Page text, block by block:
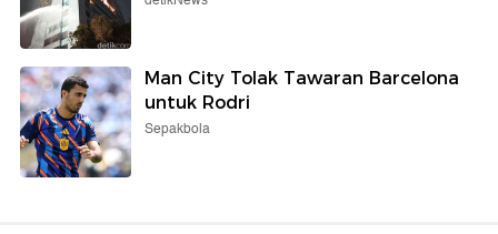
Man City Tolak Tawaran Barcelona
untuk Rodri
Sepakbola